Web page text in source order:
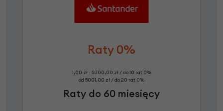
Raty 0%
1,00 zł - 5000,00 zł / do 10 rat 0%
od 5001,00 zł / do 20 rat 0%
Raty do 60 miesięcy